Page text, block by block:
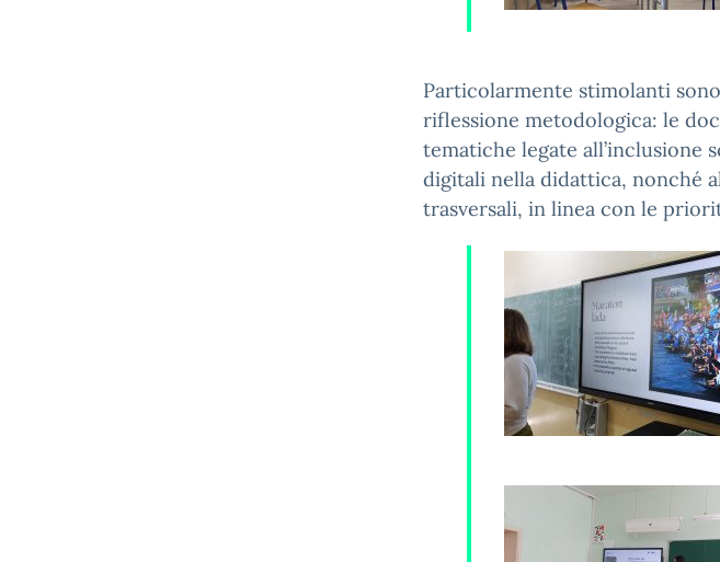
Particolarmente stimolanti
riflessione metodologica: le
tematiche legate all’inclusione
digitali nella didattica, nonché
trasversali, in linea con le